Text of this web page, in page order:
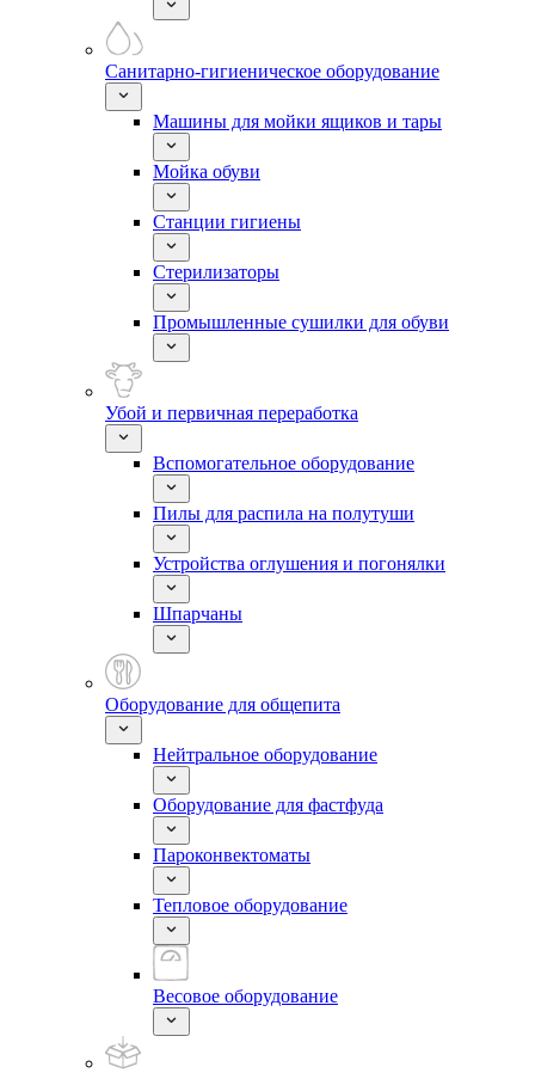
Санитарно-гигиеническое оборудование
Машины для мойки ящиков и тары
Мойка обуви
Станции гигиены
Стерилизаторы
Промышленные сушилки для обуви
Убой и первичная переработка
Вспомогательное оборудование
Пилы для распила на полутуши
Устройства оглушения и погонялки
Шпарчаны
Оборудование для общепита
Нейтральное оборудование
Оборудование для фастфуда
Пароконвектоматы
Тепловое оборудование
Весовое оборудование